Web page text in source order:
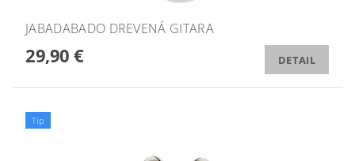
JABADABADO DREVENÁ GITARA
29,90 € DETAIL
Tip